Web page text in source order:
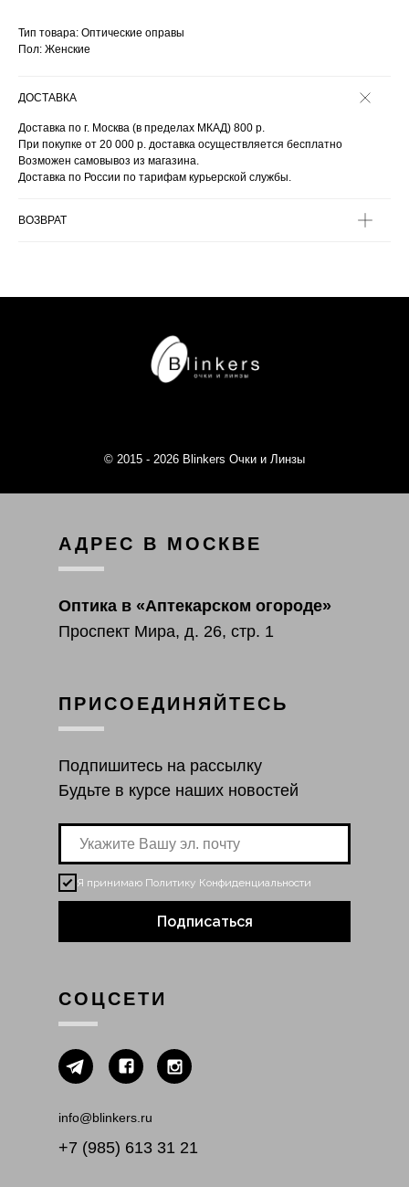
Тип товара: Оптические оправы
Пол: Женские
ДОСТАВКА
Доставка по г. Москва (в пределах МКАД) 800 р.
При покупке от 20 000 р. доставка осуществляется бесплатно
Возможен самовывоз из магазина.
Доставка по России по тарифам курьерской службы.
ВОЗВРАТ
© 2015 - 2026 Blinkers Очки и Линзы
АДРЕС В МОСКВЕ
ПРИСОЕДИНЯЙТЕСЬ
СОЦСЕТИ
Оптика в «Аптекарском огороде»
Проспект Мира, д. 26, стр. 1
Подпишитесь на рассылку
Будьте в курсе наших новостей
info@blinkers.ru
+7 (985) 613 31 21
Я принимаю Политику Конфиденциальности
Подписаться